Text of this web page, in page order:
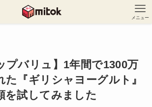
メニュー
プバリュ】1年間で1300万
た『ギリシャヨーグルト』
を試してみました